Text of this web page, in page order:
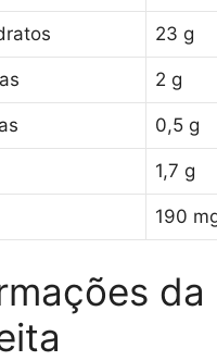
23 g
2 g
0,5 g
1,7 g
190
da